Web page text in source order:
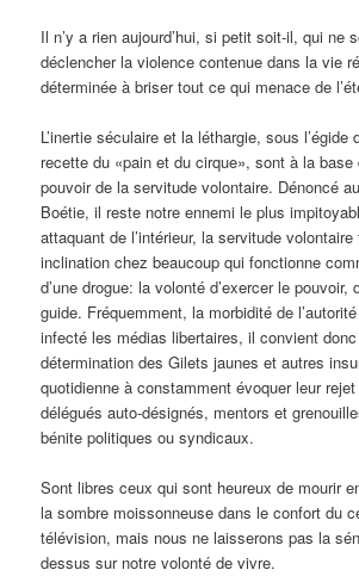
Il n’y a rien aujourd’hui, si petit soit-il, qui ne
déclencher la violence contenue dans la vie
déterminée à briser tout ce qui menace de
L’inertie séculaire et la léthargie, sous l’égide
recette du «pain et du cirque», sont à la base
pouvoir de la servitude volontaire. Dénoncé
Boétie, il reste notre ennemi le plus
attaquant de l’intérieur, la servitude
inclination chez beaucoup qui fonctionne
d’une drogue: la volonté d’exercer le pouvoir,
guide. Fréquemment, la morbidité de
infecté les médias libertaires, il convient
détermination des Gilets jaunes et autres
quotidienne à constamment évoquer leur
délégués auto-désignés, mentors et
bénite politiques ou syndicaux.
Sont libres ceux qui sont heureux de mourir
la sombre moissonneuse dans le confort du
télévision, mais nous ne laisserons pas la
dessus sur notre volonté de vivre.